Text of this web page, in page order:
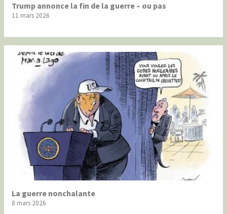
Trump annonce la fin de la guerre – ou pas
11 mars 2026
La guerre nonchalante
8 mars 2026